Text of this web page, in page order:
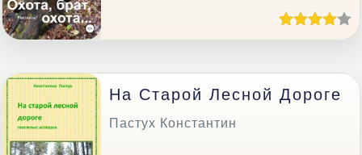
На Старой Лесной Дороге
Пастух Константин